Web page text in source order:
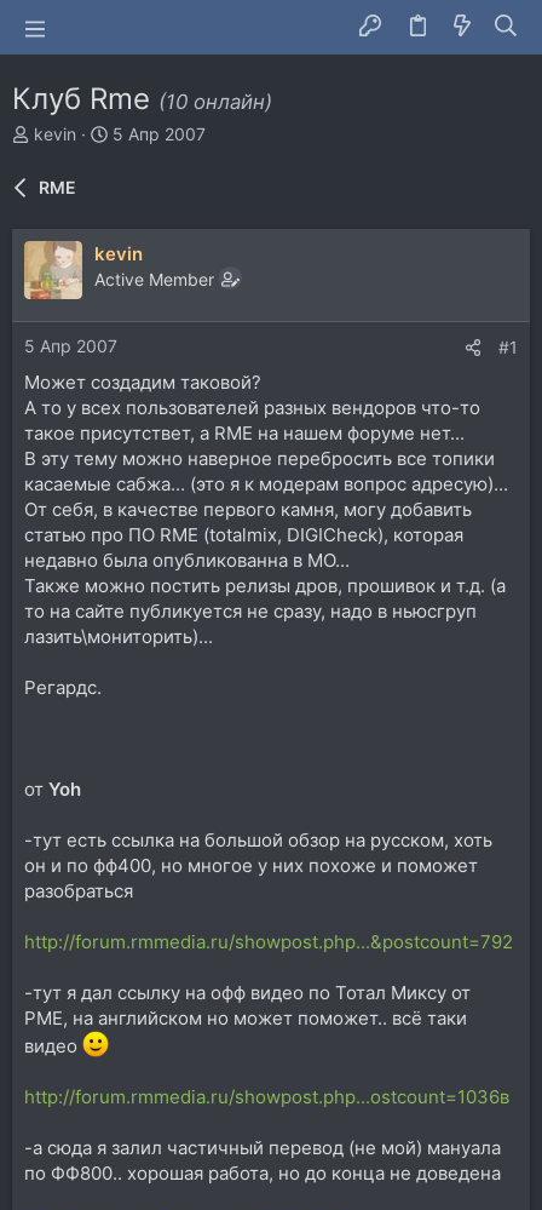
Клуб Rme (10 онлайн)
А
т
р
т
е
м
kevin
Д
н
а
ч
а
5 Апр 2007
RME
kevin
Active Member
5 Апр 2007 #1
Может создадим таковой?
А то у всех пользователей разных вендоров что-то
такое присутствет, а RME на нашем форуме нет...
В эту тему можно наверное перебросить все топики
касаемые сабжа... (это я к модерам вопрос адресую)...
От себя, в качестве первого камня, могу добавить
статью про ПО RME (totalmix, DIGICheck), которая
недавно была опубликованна в МО...
Также можно постить релизы дров, прошивок и т.д. (а
то на сайте публикуется не сразу, надо в ньюсгруп
лазить\мониторить)...
Регардс.
от Yoh
-тут есть ссылка на большой обзор на русском, хоть
он и по фф400, но многое у них похоже и поможет
разобраться
http://forum.rmmedia.ru/showpost.php...&postcount=792
-тут я дал ссылку на офф видео по Тотал Миксу от
РМЕ, на английском но может поможет.. всё таки
видео
http://forum.rmmedia.ru/showpost.php...ostcount=1036в
-а сюда я залил частичный перевод (не мой) мануала
по ФФ800.. хорошая работа, но до конца не доведена